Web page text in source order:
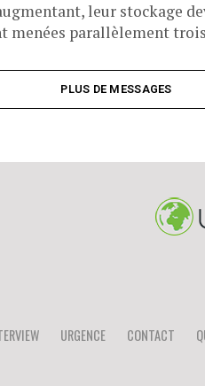
leur stockage
menées parallèlement
PLUS DE MESSAGES
URGENCE CONTACT